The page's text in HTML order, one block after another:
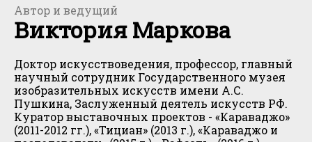
Автор и ведущий
Виктория Маркова
Доктор искусствоведения, профессор, главный
научный сотрудник Государственного музея
изобразительных искусств имени А.С.
Пушкина, Заслуженный деятель искусств РФ.
Куратор выставочных проектов - «Караваджо»
(2011-2012 гг.), «Тициан» (2013 г.), «Караваджо и